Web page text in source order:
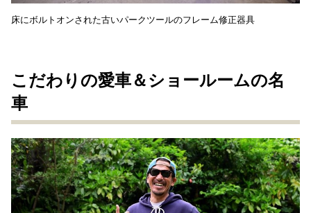
床にボルトオンされた古いパークツールのフレーム修正器具
こだわりの愛車＆ショールームの名
車